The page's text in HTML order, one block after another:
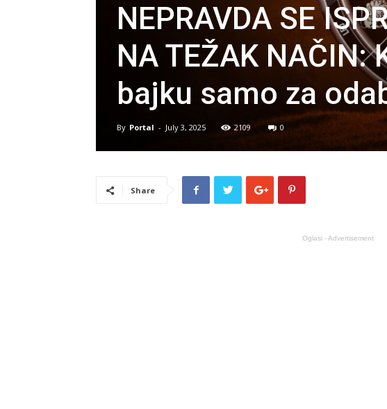
NEPRAVDA SE
NA TEŽAK
bajku samo za
By Portal - July 3, 2025 2109 0
Share
Oglasi - Advertisement